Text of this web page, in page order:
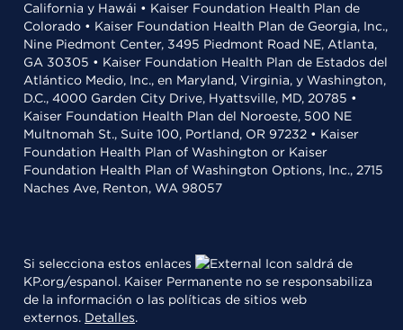
California y Hawái • Kaiser Foundation Health Plan de
Colorado • Kaiser Foundation Health Plan de Georgia, Inc.,
Nine Piedmont Center, 3495 Piedmont Road NE, Atlanta,
GA 30305 • Kaiser Foundation Health Plan de Estados del
Atlántico Medio, Inc., en Maryland, Virginia, y Washington,
D.C., 4000 Garden City Drive, Hyattsville, MD, 20785 •
Kaiser Foundation Health Plan del Noroeste, 500 NE
Multnomah St., Suite 100, Portland, OR 97232 • Kaiser
Foundation Health Plan of Washington or Kaiser
Foundation Health Plan of Washington Options, Inc., 2715
Naches Ave, Renton, WA 98057
Si selecciona estos enlaces
saldrá de
KP.org/espanol. Kaiser Permanente no se responsabiliza
de la información o las políticas de sitios web
externos. Detalles.